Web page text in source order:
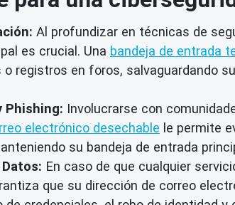
Al profundizar en técnicas de
es crucial. Una bandeja de entrada
registros en foros, salvaguardando su
Phishing: Involucrarse con
electrónico desechable le permite
su bandeja de entrada
En caso de que cualquier
que su dirección de correo